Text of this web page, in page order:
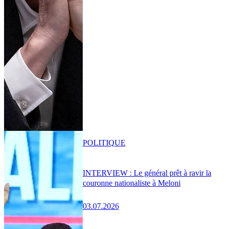
INTERVIEW : Le général prêt à ravir la
couronne nationaliste à Meloni
03.07.2026
POLITIQUE